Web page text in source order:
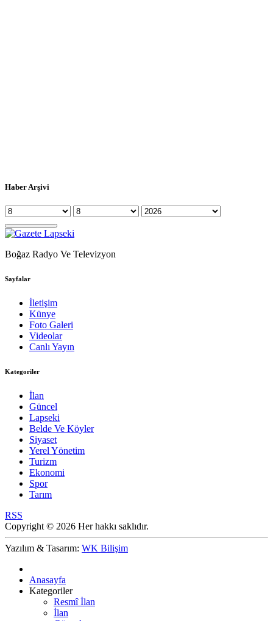
Haber Arşivi
Boğaz Radyo Ve Televizyon
Sayfalar
İletişim
Künye
Foto Galeri
Videolar
Canlı Yayın
Kategoriler
İlan
Güncel
Lapseki
Belde Ve Köyler
Siyaset
Yerel Yönetim
Turizm
Ekonomi
Spor
Tarım
RSS
Copyright © 2026 Her hakkı saklıdır.
Yazılım & Tasarım: WK Bilişim
Anasayfa
Kategoriler
Resmî İlan
İlan